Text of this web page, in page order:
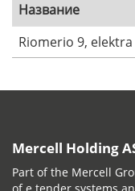
Название
Riomerio 9,
Mercell Holding
Part of the Mercell
of e tender systems